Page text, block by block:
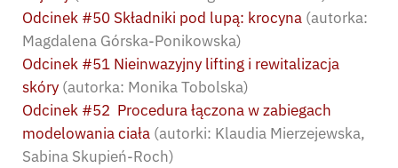
Odcinek #50 Składniki pod lupą: krocyna (autorka:
Magdalena Górska-Ponikowska)
Odcinek #51 Nieinwazyjny lifting i rewitalizacja
skóry (autorka: Monika Tobolska)
Odcinek #52 Procedura łączona w zabiegach
modelowania ciała (autorki: Klaudia Mierzejewska,
Sabina Skupień-Roch)